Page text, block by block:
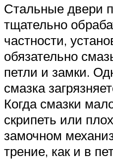
Стальные двери
тщательно
частности,
обязательно
петли и замки.
смазка
Когда смазки
скрипеть или
замочном
трение, как и в